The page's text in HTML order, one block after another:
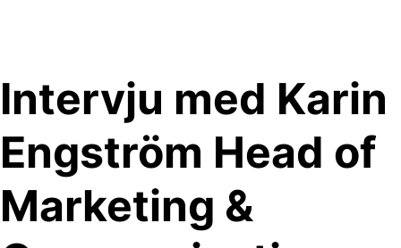
Intervju med Karin
Engström Head of
Marketing &